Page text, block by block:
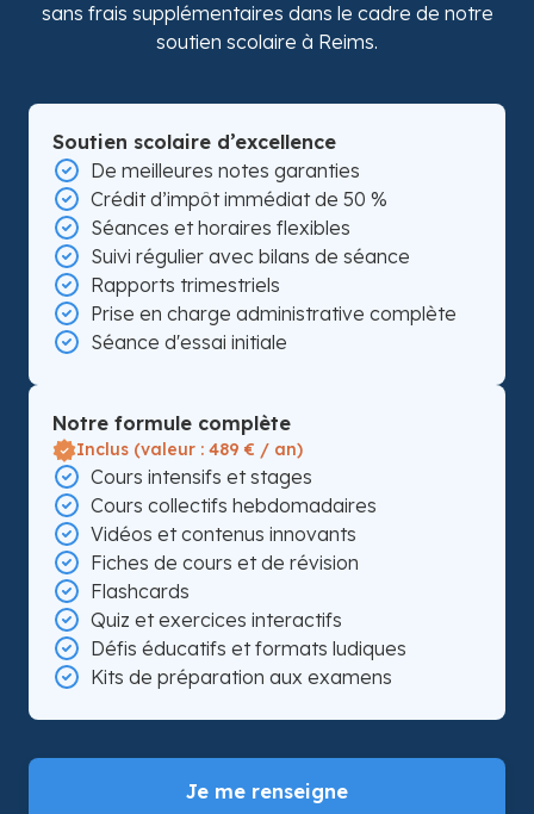
sans frais supplémentaires dans le cadre de notre
soutien scolaire à Reims.
Soutien scolaire d’excellence
De meilleures notes garanties
Crédit d’impôt immédiat de 50 %
Séances et horaires flexibles
Suivi régulier avec bilans de séance
Rapports trimestriels
Prise en charge administrative complète
Séance d'essai initiale
Notre formule complète
Inclus (valeur : 489 € / an)
Cours intensifs et stages
Cours collectifs hebdomadaires
Vidéos et contenus innovants
Fiches de cours et de révision
Flashcards
Quiz et exercices interactifs
Défis éducatifs et formats ludiques
Kits de préparation aux examens
Je me renseigne